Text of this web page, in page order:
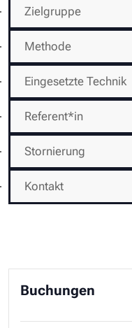
Zielgruppe
Methode
Eingesetzte Technik
Referent*in
Stornierung
Kontakt
Buchungen